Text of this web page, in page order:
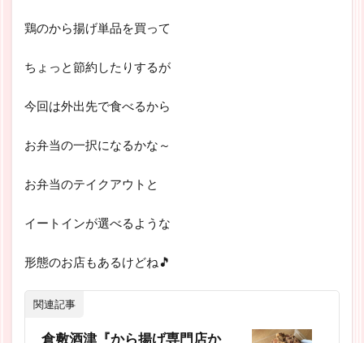
鶏のから揚げ単品を買って
ちょっと節約したりするが
今回は外出先で食べるから
お弁当の一択になるかな～
お弁当のテイクアウトと
イートインが選べるような
形態のお店もあるけどね🎵
関連記事
倉敷酒津『から揚げ専門店か